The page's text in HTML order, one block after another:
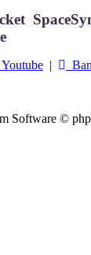
Youtube |
Software ©